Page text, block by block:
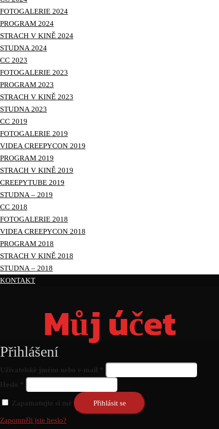
FOTOGALERIE 2024
PROGRAM 2024
STRACH V KINĚ 2024
STUDNA 2024
CC 2023
FOTOGALERIE 2023
PROGRAM 2023
STRACH V KINĚ 2023
STUDNA 2023
CC 2019
FOTOGALERIE 2019
VIDEA CREEPYCON 2019
PROGRAM 2019
STRACH V KINĚ 2019
CREEPYTUBE 2019
STUDNA – 2019
CC 2018
FOTOGALERIE 2018
VIDEA CREEPYCON 2018
PROGRAM 2018
STRACH V KINĚ 2018
STUDNA – 2018
KONTAKT
Můj účet
Přihlášení
Uživatelské jméno nebo e-mail
Heslo
Zapamatujte si mě Přihlásit se
Zapomněli jste heslo?